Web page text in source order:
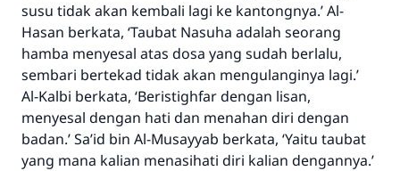
susu tidak akan kembali lagi ke kantongnya.’ Al-
Hasan berkata, ‘Taubat Nasuha adalah seorang
hamba menyesal atas dosa yang sudah berlalu,
sembari bertekad tidak akan mengulanginya lagi.’
Al-Kalbi berkata, ‘Beristighfar dengan lisan,
menyesal dengan hati dan menahan diri dengan
badan.’ Sa’id bin Al-Musayyab berkata, ‘Yaitu taubat
yang mana kalian menasihati diri kalian dengannya.’